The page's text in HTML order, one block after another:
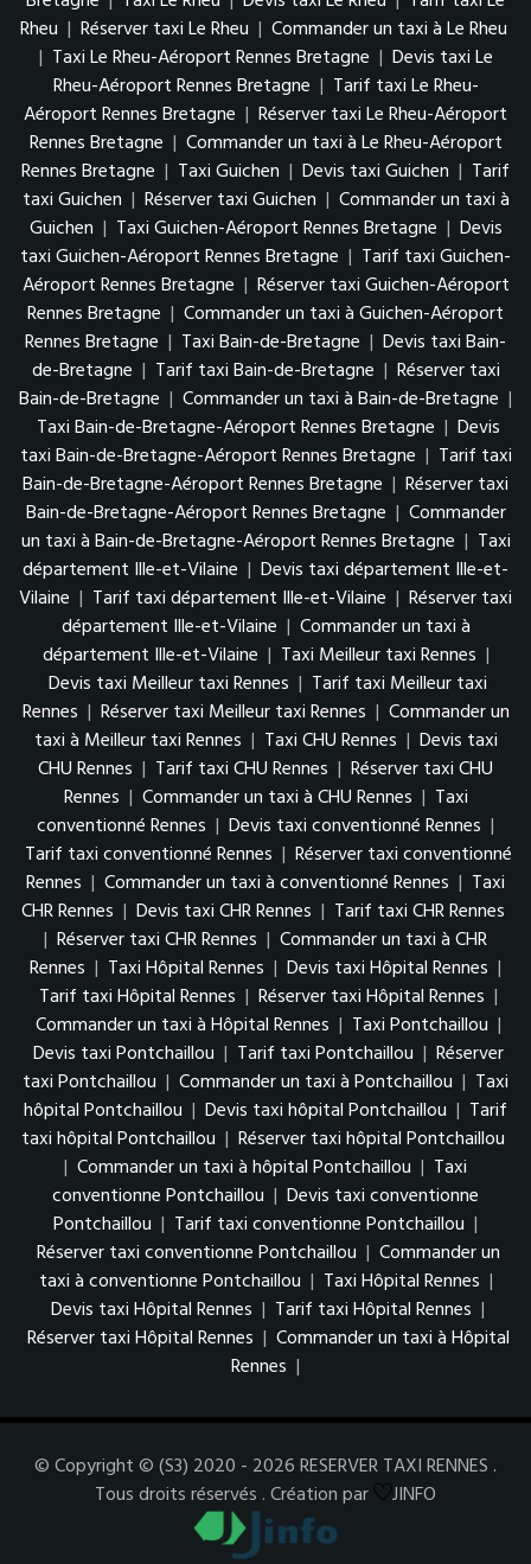
Rheu | Réserver taxi Le Rheu | Commander un taxi à Le Rheu
| Taxi Le Rheu-Aéroport Rennes Bretagne | Devis taxi Le
Rheu-Aéroport Rennes Bretagne | Tarif taxi Le Rheu-
Aéroport Rennes Bretagne | Réserver taxi Le Rheu-Aéroport
Rennes Bretagne | Commander un taxi à Le Rheu-Aéroport
Rennes Bretagne | Taxi Guichen | Devis taxi Guichen | Tarif
taxi Guichen | Réserver taxi Guichen | Commander un taxi à
Guichen | Taxi Guichen-Aéroport Rennes Bretagne | Devis
taxi Guichen-Aéroport Rennes Bretagne | Tarif taxi Guichen-
Aéroport Rennes Bretagne | Réserver taxi Guichen-Aéroport
Rennes Bretagne | Commander un taxi à Guichen-Aéroport
Rennes Bretagne | Taxi Bain-de-Bretagne | Devis taxi Bain-
de-Bretagne | Tarif taxi Bain-de-Bretagne | Réserver taxi
Bain-de-Bretagne | Commander un taxi à Bain-de-Bretagne |
Taxi Bain-de-Bretagne-Aéroport Rennes Bretagne | Devis
taxi Bain-de-Bretagne-Aéroport Rennes Bretagne | Tarif taxi
Bain-de-Bretagne-Aéroport Rennes Bretagne | Réserver taxi
Bain-de-Bretagne-Aéroport Rennes Bretagne | Commander
un taxi à Bain-de-Bretagne-Aéroport Rennes Bretagne | Taxi
département Ille-et-Vilaine | Devis taxi département Ille-et-
Vilaine | Tarif taxi département Ille-et-Vilaine | Réserver taxi
département Ille-et-Vilaine | Commander un taxi à
département Ille-et-Vilaine | Taxi Meilleur taxi Rennes |
Devis taxi Meilleur taxi Rennes | Tarif taxi Meilleur taxi
Rennes | Réserver taxi Meilleur taxi Rennes | Commander un
taxi à Meilleur taxi Rennes | Taxi CHU Rennes | Devis taxi
CHU Rennes | Tarif taxi CHU Rennes | Réserver taxi CHU
Rennes | Commander un taxi à CHU Rennes | Taxi
conventionné Rennes | Devis taxi conventionné Rennes |
Tarif taxi conventionné Rennes | Réserver taxi conventionné
Rennes | Commander un taxi à conventionné Rennes | Taxi
CHR Rennes | Devis taxi CHR Rennes | Tarif taxi CHR Rennes
| Réserver taxi CHR Rennes | Commander un taxi à CHR
Rennes | Taxi Hôpital Rennes | Devis taxi Hôpital Rennes |
Tarif taxi Hôpital Rennes | Réserver taxi Hôpital Rennes |
Commander un taxi à Hôpital Rennes | Taxi Pontchaillou |
Devis taxi Pontchaillou | Tarif taxi Pontchaillou | Réserver
taxi Pontchaillou | Commander un taxi à Pontchaillou | Taxi
hôpital Pontchaillou | Devis taxi hôpital Pontchaillou | Tarif
taxi hôpital Pontchaillou | Réserver taxi hôpital Pontchaillou
| Commander un taxi à hôpital Pontchaillou | Taxi
conventionne Pontchaillou | Devis taxi conventionne
Pontchaillou | Tarif taxi conventionne Pontchaillou |
Réserver taxi conventionne Pontchaillou | Commander un
taxi à conventionne Pontchaillou | Taxi Hôpital Rennes |
Devis taxi Hôpital Rennes | Tarif taxi Hôpital Rennes |
Réserver taxi Hôpital Rennes | Commander un taxi à Hôpital
Rennes |
© Copyright © (S3) 2020 - 2026 RESERVER TAXI RENNES .
Tous droits réservés . Création par
JINFO